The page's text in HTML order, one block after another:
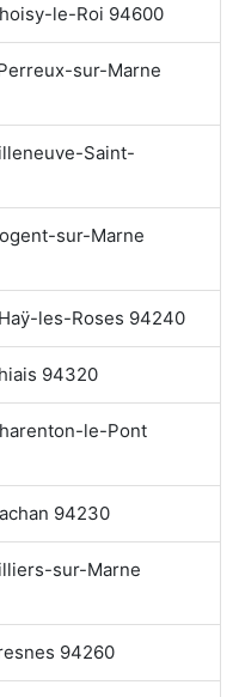
le-Roi 94600
sur-Marne
Saint-
sur-Marne
les-Roses 94240
94320
le-Pont
94230
sur-Marne
94260